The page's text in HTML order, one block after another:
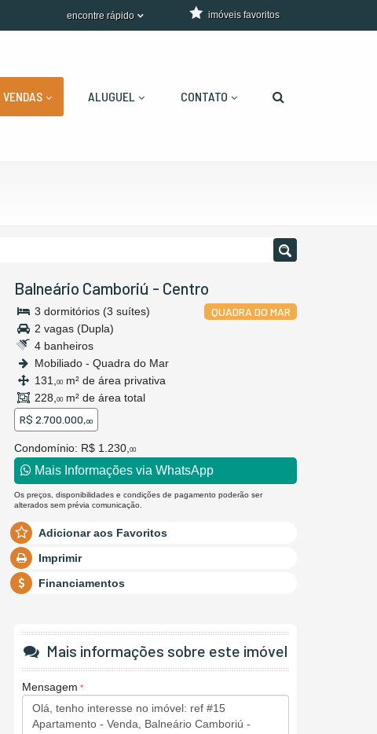
encontre rápido imóveis favoritos
VENDAS ALUGUEL CONTATO
Balneário Camboriú - Centro
QUADRA DO MAR
3 dormitórios (3 suítes)
2 vagas (Dupla)
4 banheiros
Mobiliado - Quadra do Mar
131,
00 m² de área privativa
228, 00 m² de área total
R$ 2.700.000,00
Condomínio: R$ 1.230, 00
Mais Informações via WhatsApp
Os preços, disponibilidades e condições de pagamento poderão ser
alterados sem prévia comunicação.
Adicionar aos Favoritos
Imprimir
Financiamentos
Mais informações sobre este imóvel
Mensagem